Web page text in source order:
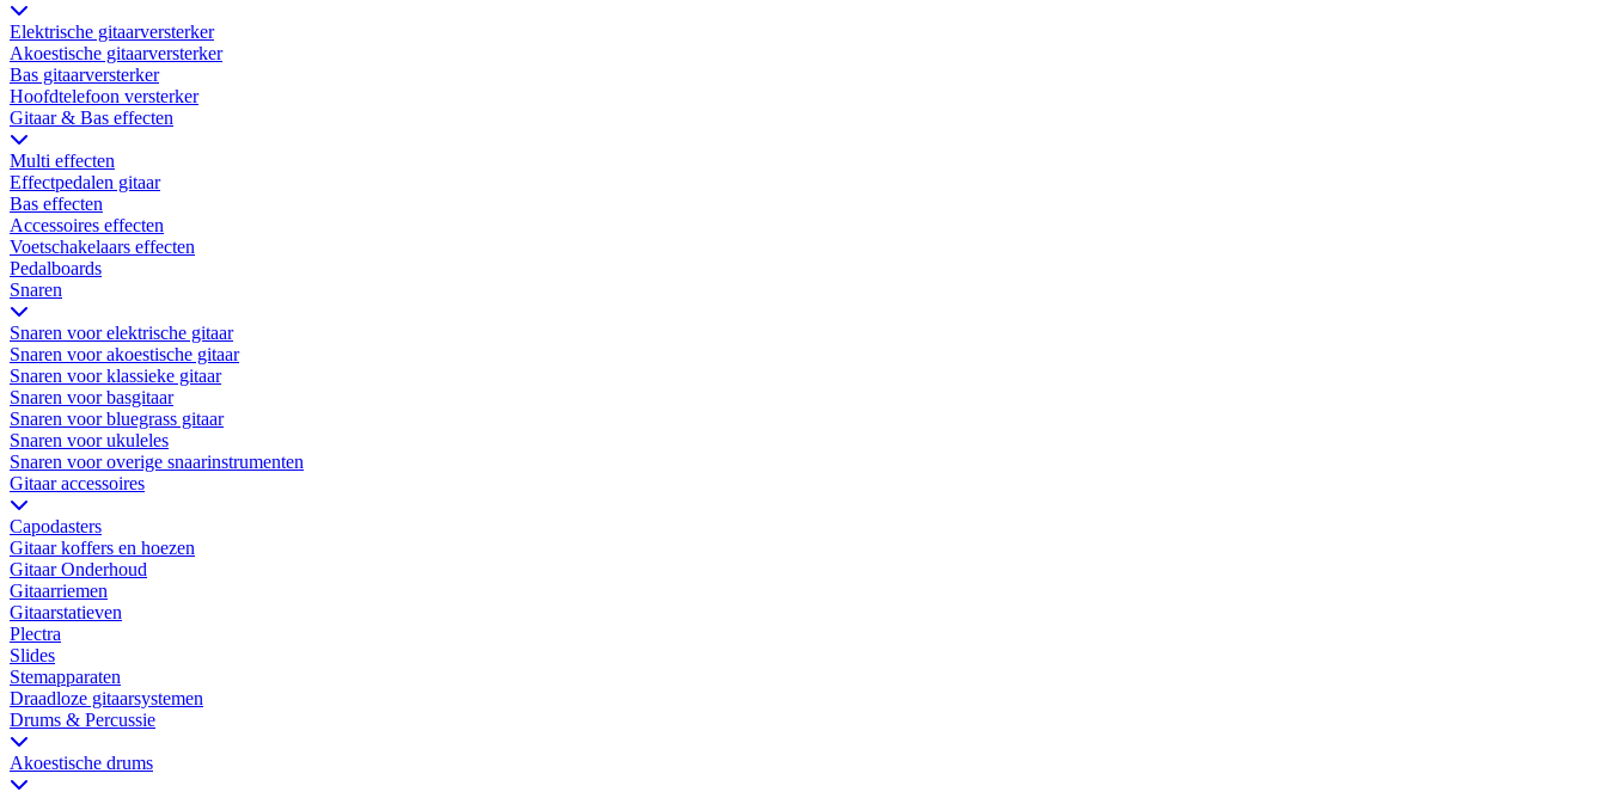
Elektrische gitaarversterker
Akoestische gitaarversterker
Bas gitaarversterker
Hoofdtelefoon versterker
Gitaar & Bas effecten
Multi effecten
Effectpedalen gitaar
Bas effecten
Accessoires effecten
Voetschakelaars effecten
Pedalboards
Snaren
Snaren voor elektrische gitaar
Snaren voor akoestische gitaar
Snaren voor klassieke gitaar
Snaren voor basgitaar
Snaren voor bluegrass gitaar
Snaren voor ukuleles
Snaren voor overige snaarinstrumenten
Gitaar accessoires
Capodasters
Gitaar koffers en hoezen
Gitaar Onderhoud
Gitaarriemen
Gitaarstatieven
Plectra
Slides
Stemapparaten
Draadloze gitaarsystemen
Drums & Percussie
Akoestische drums